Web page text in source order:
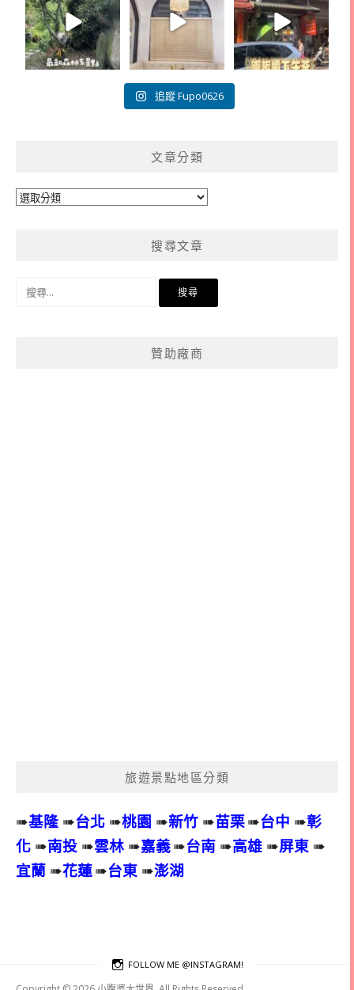
追蹤 Fupo0626
文章分類
文
搜尋文章
贊助廠商
旅遊景點地區分類
➠基隆 ➠台北 ➠桃園 ➠新竹 ➠苗栗➠台中 ➠彰
化 ➠南投 ➠雲林 ➠嘉義➠台南 ➠高雄 ➠屏東 ➠
宜蘭 ➠花蓮➠台東 ➠澎湖
FOLLOW ME @INSTAGRAM!